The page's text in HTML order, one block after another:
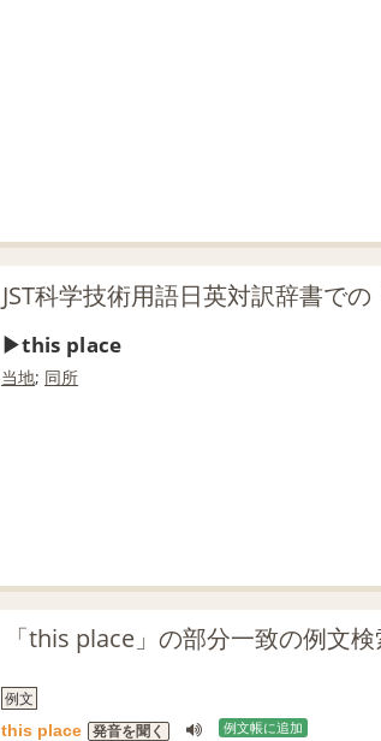
JST科学技術用語日英対訳辞書で
this place
当地; 同所
「this place」の部分一致の例文
例文
this place 発音を聞く 例文帳に追加